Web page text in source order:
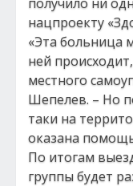
нацпроекту
«Эта больница
ней
местного
Шепелев. – Но
таки на
оказана
По итогам
группы будет